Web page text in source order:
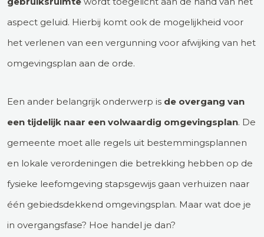
aspect geluid. Hierbij komt ook de mogelijkheid voor
het verlenen van een vergunning voor afwijking van het
omgevingsplan aan de orde.
Een ander belangrijk onderwerp is de overgang van
een tijdelijk naar een volwaardig omgevingsplan. De
gemeente moet alle regels uit bestemmingsplannen
en lokale verordeningen die betrekking hebben op de
fysieke leefomgeving stapsgewijs gaan verhuizen naar
één gebiedsdekkend omgevingsplan. Maar wat doe je
in overgangsfase? Hoe handel je dan?